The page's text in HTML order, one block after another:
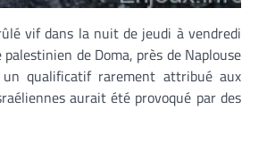
vif dans la nuit de jeudi à vendredi
de Doma, près de Naplouse
qualificatif rarement attribué aux
aurait été provoqué par des